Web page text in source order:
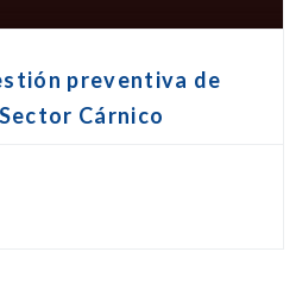
preventiva de
Cárnico